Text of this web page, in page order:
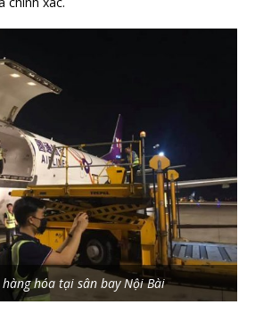
hóa tại sân bay Nội Bài